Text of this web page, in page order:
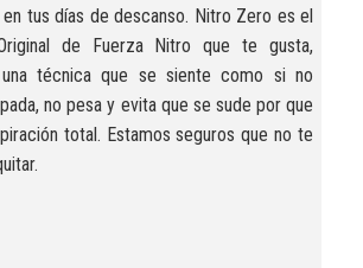
tus días de descanso. Nitro Zero es el
de Fuerza Nitro que te gusta,
técnica que se siente como si no
no pesa y evita que se sude por que
total. Estamos seguros que no te